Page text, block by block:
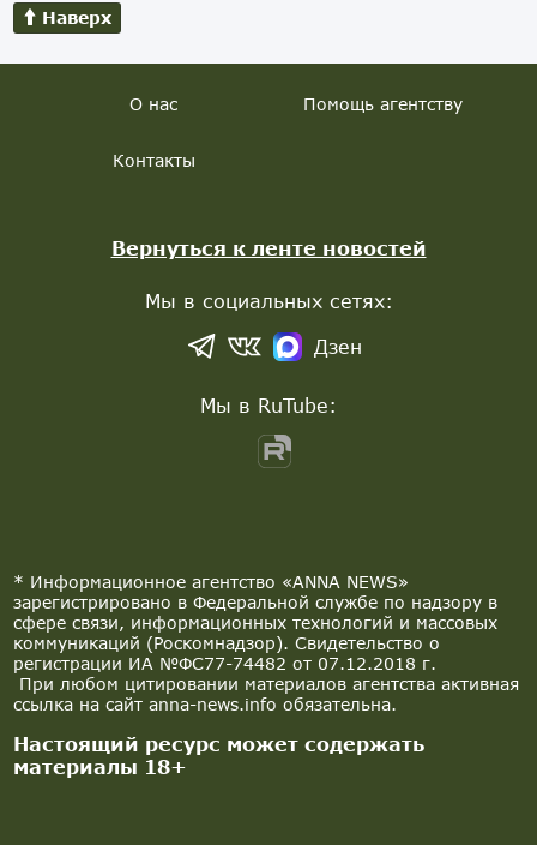
Наверх
* Информационное агентство «ANNA NEWS»
зарегистрировано в Федеральной службе по надзору в
сфере связи, информационных технологий и массовых
коммуникаций (Роскомнадзор). Свидетельство о
регистрации ИА №ФС77-74482 от 07.12.2018 г.
При любом цитировании материалов агентства активная
ссылка на сайт anna-news.info обязательна.
Настоящий ресурс может содержать
материалы 18+
О нас Помощь агентству
Контакты
Вернуться к ленте новостей
Мы в социальных сетях:
Дзен
Мы в RuTube: